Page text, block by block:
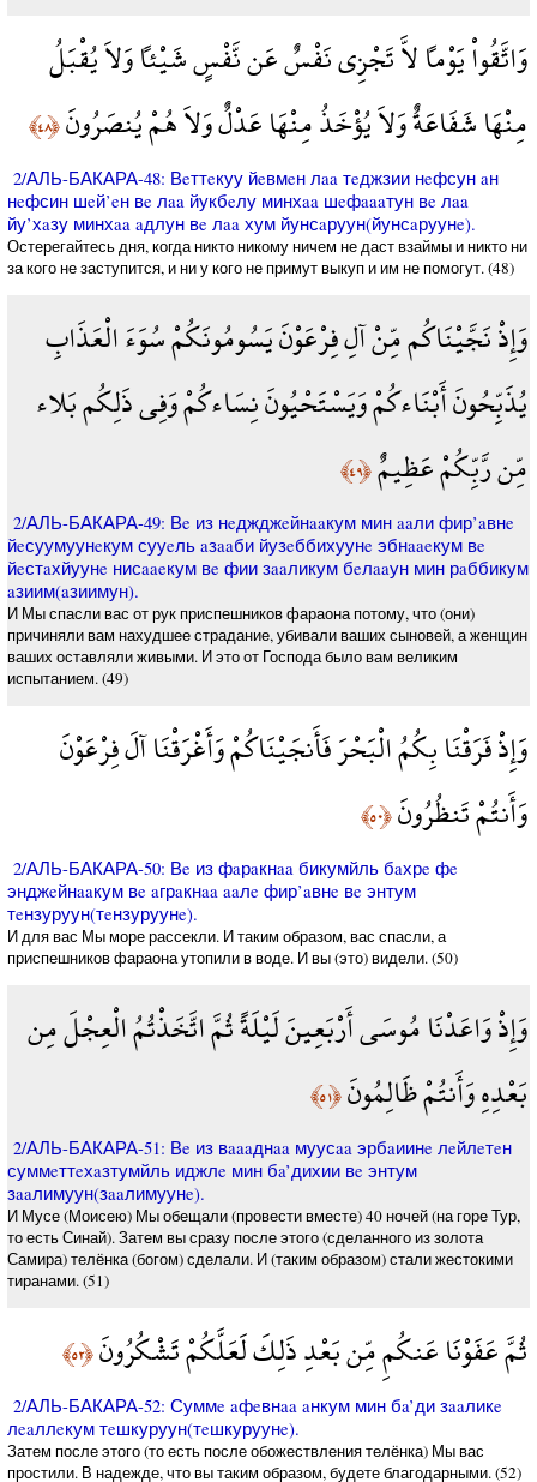
وَاتَّقُواْ يَوْماً لاَّ تَجْزِي نَفْسٌ عَن نَّفْسٍ شَيْئاً وَلاَ يُقْبَلُ
مِنْهَا شَفَاعَةٌ وَلاَ يُؤْخَذُ مِنْهَا عَدْلٌ وَلاَ هُمْ يُنصَرُونَ﴿٤٨﴾
2/АЛЬ-БАКАРА-48: Вeттeкуу йeвмeн лaa тeджзии нeфсун aн
нeфсин шeй’eн вe лaa йукбeлу минхaa шeфaaaтун вe лaa
йу’хaзу минхaa aдлун вe лaa хум йунсaруун(йунсaруунe).
Остерегайтесь дня, когда никто никому ничем не даст взаймы и никто ни
за кого не заступится, и ни у кого не примут выкуп и им не помогут. (48)
وَإِذْ نَجَّيْنَاكُم مِّنْ آلِ فِرْعَوْنَ يَسُومُونَكُمْ سُوَءَ الْعَذَابِ
يُذَبِّحُونَ أَبْنَاءكُمْ وَيَسْتَحْيُونَ نِسَاءكُمْ وَفِي ذَلِكُم بَلاء
مِّن رَّبِّكُمْ عَظِيمٌ﴿٤٩﴾
2/АЛЬ-БАКАРА-49: Вe из нeджджeйнaaкум мин aaли фир’aвнe
йeсуумуунeкум сууeль aзaaби йузeббихуунe эбнaaeкум вe
йeстaхйуунe нисaaeкум вe фии зaaликум бeлaaун мин рaббикум
aзиим(aзиимун).
И Мы спасли вас от рук приспешников фараона потому, что (они)
причиняли вам нахудшее страдание, убивали ваших сыновей, а женщин
ваших оставляли живыми. И это от Господа было вам великим
испытанием. (49)
وَإِذْ فَرَقْنَا بِكُمُ الْبَحْرَ فَأَنجَيْنَاكُمْ وَأَغْرَقْنَا آلَ فِرْعَوْنَ
وَأَنتُمْ تَنظُرُونَ﴿٥٠﴾
2/АЛЬ-БАКАРА-50: Вe из фaрaкнaa бикумйль бaхрe фe
энджeйнaaкум вe aгрaкнaa aaлe фир’aвнe вe энтум
тeнзуруун(тeнзуруунe).
И для вас Мы море рассекли. И таким образом, вас спасли, а
приспешников фараона утопили в воде. И вы (это) видели. (50)
وَإِذْ وَاعَدْنَا مُوسَى أَرْبَعِينَ لَيْلَةً ثُمَّ اتَّخَذْتُمُ الْعِجْلَ مِن
بَعْدِهِ وَأَنتُمْ ظَالِمُونَ﴿٥١﴾
2/АЛЬ-БАКАРА-51: Вe из вaaaднaa муусaa эрбaиинe лeйлeтeн
суммeттeхaзтумйль иджлe мин бa’дихии вe энтум
зaaлимуун(зaaлимуунe).
И Мусе (Моисею) Мы обещали (провести вместе) 40 ночей (на горе Тур,
то есть Синай). Затем вы сразу после этого (сделанного из золота
Самира) телёнка (богом) сделали. И (таким образом) стали жестокими
тиранами. (51)
ثُمَّ عَفَوْنَا عَنكُمِ مِّن بَعْدِ ذَلِكَ لَعَلَّكُمْ تَشْكُرُونَ﴿٥٢﴾
2/АЛЬ-БАКАРА-52: Суммe aфeвнaa aнкум мин бa’ди зaaликe
лeaллeкум тeшкуруун(тeшкуруунe).
Затем после этого (то есть после обожествления телёнка) Мы вас
простили. В надежде, что вы таким образом, будете благодарными. (52)